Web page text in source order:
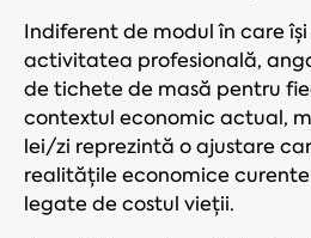
Indiferent de modul în care
activitatea profesională,
de tichete de masă pentru
contextul economic actual,
lei/zi reprezintă o ajustare
realitățile economice
legate de costul vieții.